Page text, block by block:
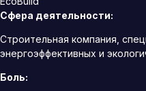
Сфера деятельности:
Строительная компания,
энергоэффективных и
Боль: